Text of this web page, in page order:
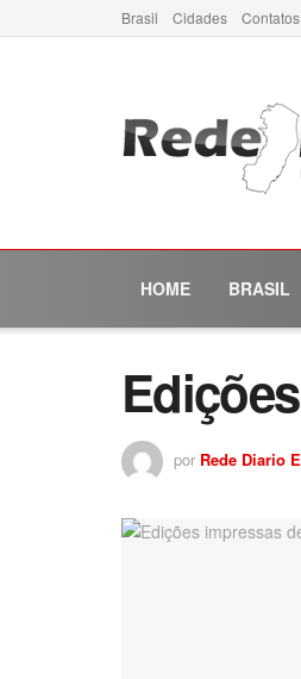
Brasil Cidades Contatos
HOME BRASIL
por Rede Diario